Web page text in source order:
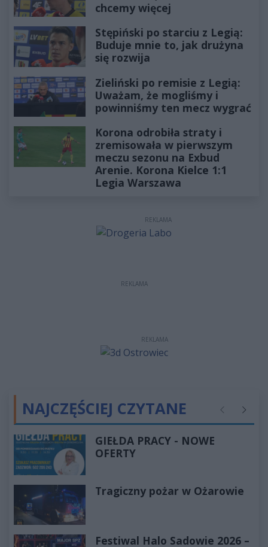
chcemy więcej
Stępiński po starciu z Legią:
Buduje mnie to, jak drużyna
się rozwija
Zieliński po remisie z Legią:
Uważam, że mogliśmy i
powinniśmy ten mecz wygrać
Korona odrobiła straty i
zremisowała w pierwszym
meczu sezonu na Exbud
Arenie. Korona Kielce 1:1
Legia Warszawa
REKLAMA
REKLAMA
REKLAMA
NAJCZĘŚCIEJ CZYTANE Poprzednie
GIEŁDA PRACY - NOWE
OFERTY
Tragiczny pożar w Ożarowie
Festiwal Halo Sadowie 2026 –